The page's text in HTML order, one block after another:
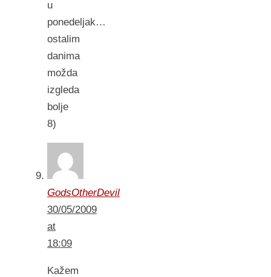
u
ponedeljak…
ostalim
danima
možda
izgleda
bolje
8)
GodsOtherDevil
30/05/2009
at
18:09
Kažem